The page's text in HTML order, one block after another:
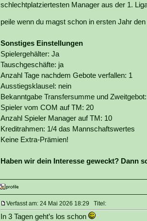
schlechtplatziertesten Manager aus der 1.
peile wenn du magst schon in ersten Jahr
Sonstiges Einstellungen
Spielergehälter: Ja
Tauschgeschäfte: ja
Anzahl Tage nachdem Gebote verfallen: 1
Ausstiegsklausel: nein
Bekanntgabe Transfersumme und
Spieler vom COM auf TM: 20
Anzahl Spieler Manager auf TM: 10
Kreditrahmen: 1/4 das Mannschaftswertes
Keine Extra-Prämien!
Haben wir dein Interesse geweckt? Dann
Verfasst am: 24 Mai 2026 18:29 Titel:
In 3 Tagen geht’s los schon